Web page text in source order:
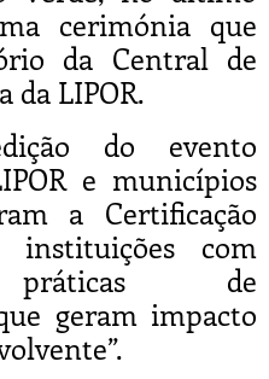
cerimónia que
da Central de
da LIPOR.
do evento
e municípios
a Certificação
instituições com
práticas de
geram impacto